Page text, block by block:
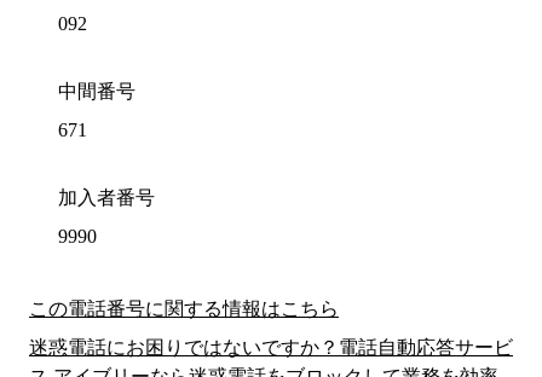
092
中間番号
671
加入者番号
9990
この電話番号に関する情報はこちら
迷惑電話にお困りではないですか？電話自動応答サービ